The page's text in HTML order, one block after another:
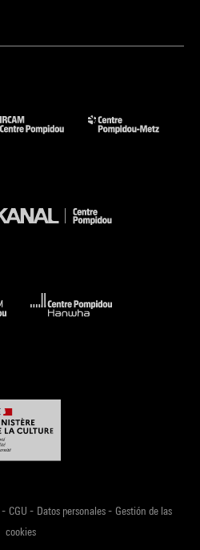
- CGU - Datos personales- Gestión de las
cookies